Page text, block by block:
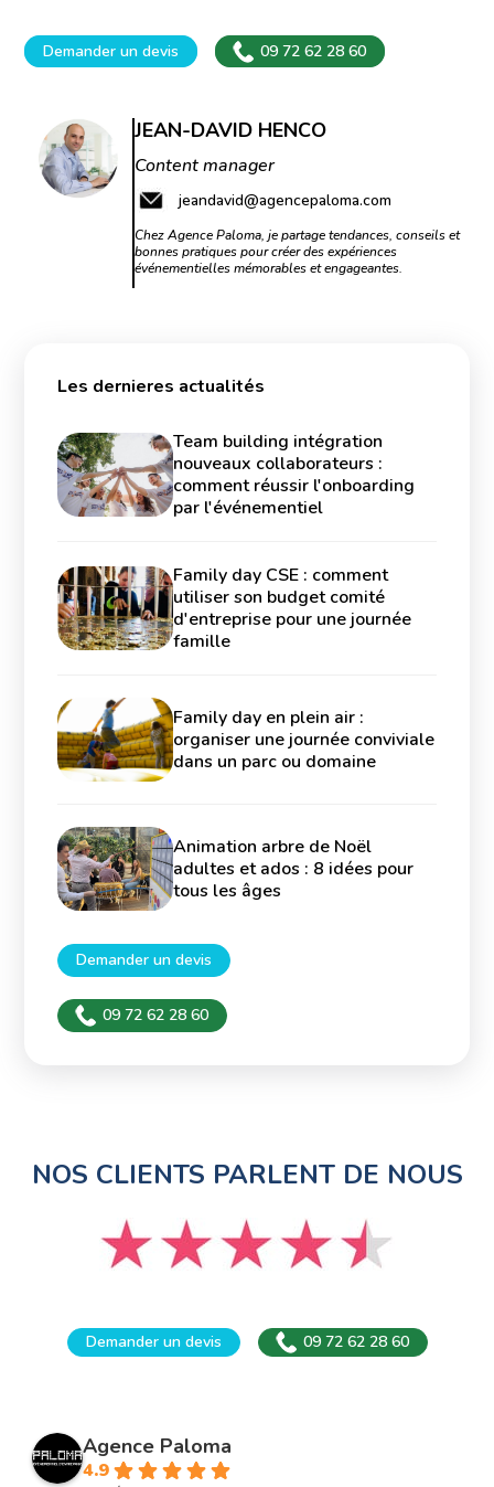
Demander un devis 09 72 62 28 60
JEAN-DAVID HENCO
Content manager
jeandavid@agencepaloma.com
Chez Agence Paloma, je partage tendances, conseils et
bonnes pratiques pour créer des expériences
événementielles mémorables et engageantes.
Les dernieres actualités
Team building intégration
nouveaux collaborateurs :
comment réussir l'onboarding
par l'événementiel
Family day CSE : comment
utiliser son budget comité
d'entreprise pour une journée
famille
Family day en plein air :
organiser une journée conviviale
dans un parc ou domaine
Animation arbre de Noël
adultes et ados : 8 idées pour
tous les âges
Demander un devis
09 72 62 28 60
NOS CLIENTS PARLENT DE NOUS
Demander un devis 09 72 62 28 60
Agence Paloma
4.9